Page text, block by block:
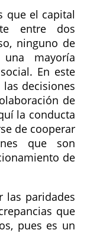
que el capital
entre dos
ninguno de
mayoría
En este
decisiones
de
la conducta
de cooperar
que son
de
las paridades
que
pues es un